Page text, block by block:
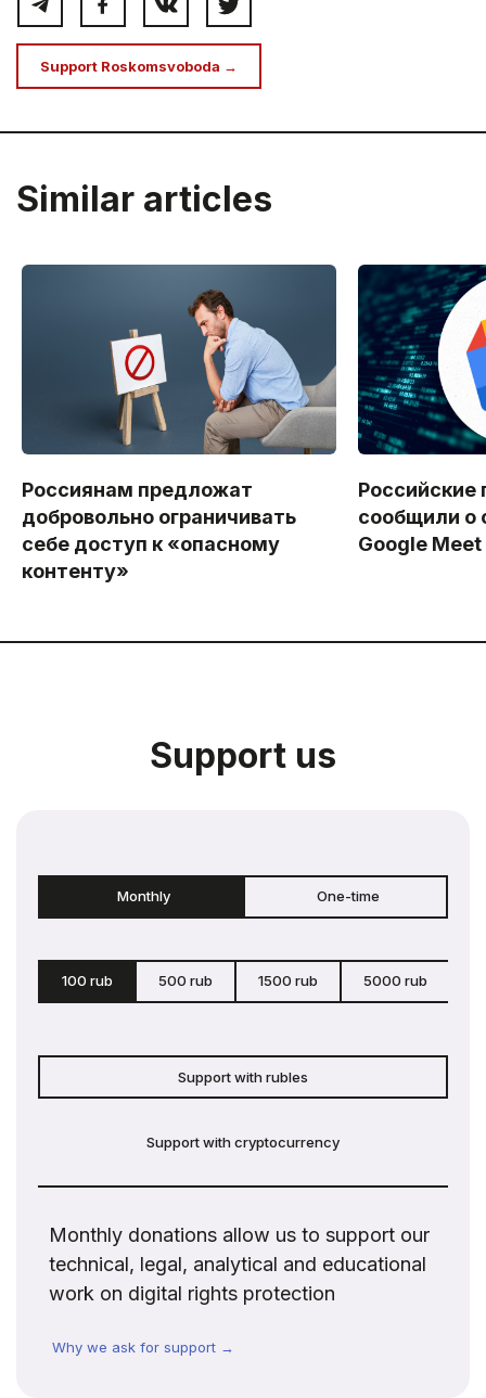
Support Roskomsvoboda →
Similar articles
Россиянам предложат
добровольно ограничивать
себе доступ к «опасному
контенту»
Российские
сообщили о
Google Meet
Support us
Monthly One-time
100 rub 500 rub 1500 rub 5000 rub
Support with rubles
Support with cryptocurrency
Monthly donations allow us to support our
technical, legal, analytical and educational
work on digital rights protection
Why we ask for support →